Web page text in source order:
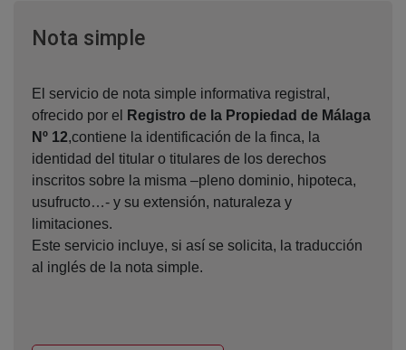
Nota simpleVentana nueva
El servicio de nota simple informativa registral,
ofrecido por el
Registro de la Propiedad de Málaga
Nº 12,contiene la identificación de la finca, la
identidad del titular o titulares de los derechos
inscritos sobre la misma –pleno dominio, hipoteca,
usufructo…- y su extensión, naturaleza y
limitaciones.
Este servicio incluye, si así se solicita, la traducción
al inglés de la nota simple.